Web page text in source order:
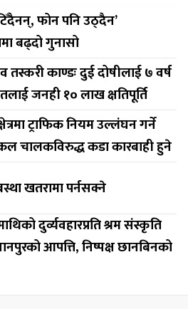
फोन पनि उठ्दैन’
बढ्दो गुनासो
काण्डः दुई दोषीलाई ७ वर्ष
जनही १० लाख क्षतिपूर्ति
ट्राफिक नियम उल्लंघन गर्ने
चालकविरुद्ध कडा कारबाही हुने
खतरामा पर्नसक्ने
दुर्व्यवहारप्रति श्रम संस्कृति
आपत्ति, निष्पक्ष छानबिनको